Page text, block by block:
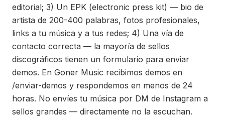
editorial; 3) Un EPK (electronic press kit) — bio de
artista de 200-400 palabras, fotos profesionales,
links a tu música y a tus redes; 4) Una vía de
contacto correcta — la mayoría de sellos
discográficos tienen un formulario para enviar
demos. En Goner Music recibimos demos en
/enviar-demos y respondemos en menos de 24
horas. No envíes tu música por DM de Instagram a
sellos grandes — directamente no la escuchan.